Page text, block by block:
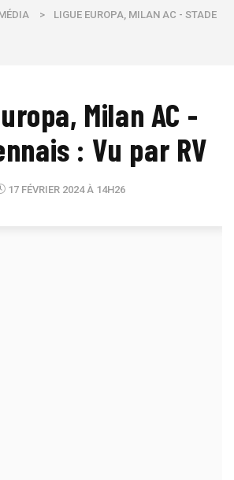
>
LIGUE EUROPA, MILAN AC - STADE
Milan AC -
: Vu par RV
17 FÉVRIER 2024 À 14H26